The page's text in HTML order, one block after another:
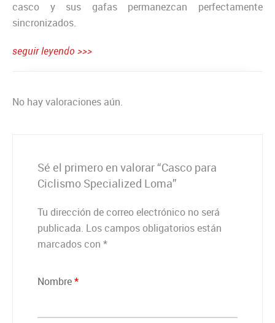
casco y sus gafas permanezcan perfectamente
sincronizados.
seguir leyendo >>>
No hay valoraciones aún.
Sé el primero en valorar “Casco para
Ciclismo Specialized Loma”
Tu dirección de correo electrónico no será
publicada. Los campos obligatorios están
marcados con *
Nombre*